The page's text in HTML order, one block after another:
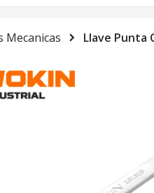
Mecanicas Llave Punta